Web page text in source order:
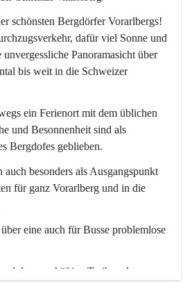
schönsten Bergdörfer Vorarlbergs!
dafür viel Sonne und
Panoramasicht über
bis weit in die Schweizer
ein Ferienort mit dem üblichen
und Besonnenheit sind als
Bergdofes geblieben.
besonders als Ausgangspunkt
für ganz Vorarlberg und in die
eine auch für Busse problemlose
das geschäftige Treiben der